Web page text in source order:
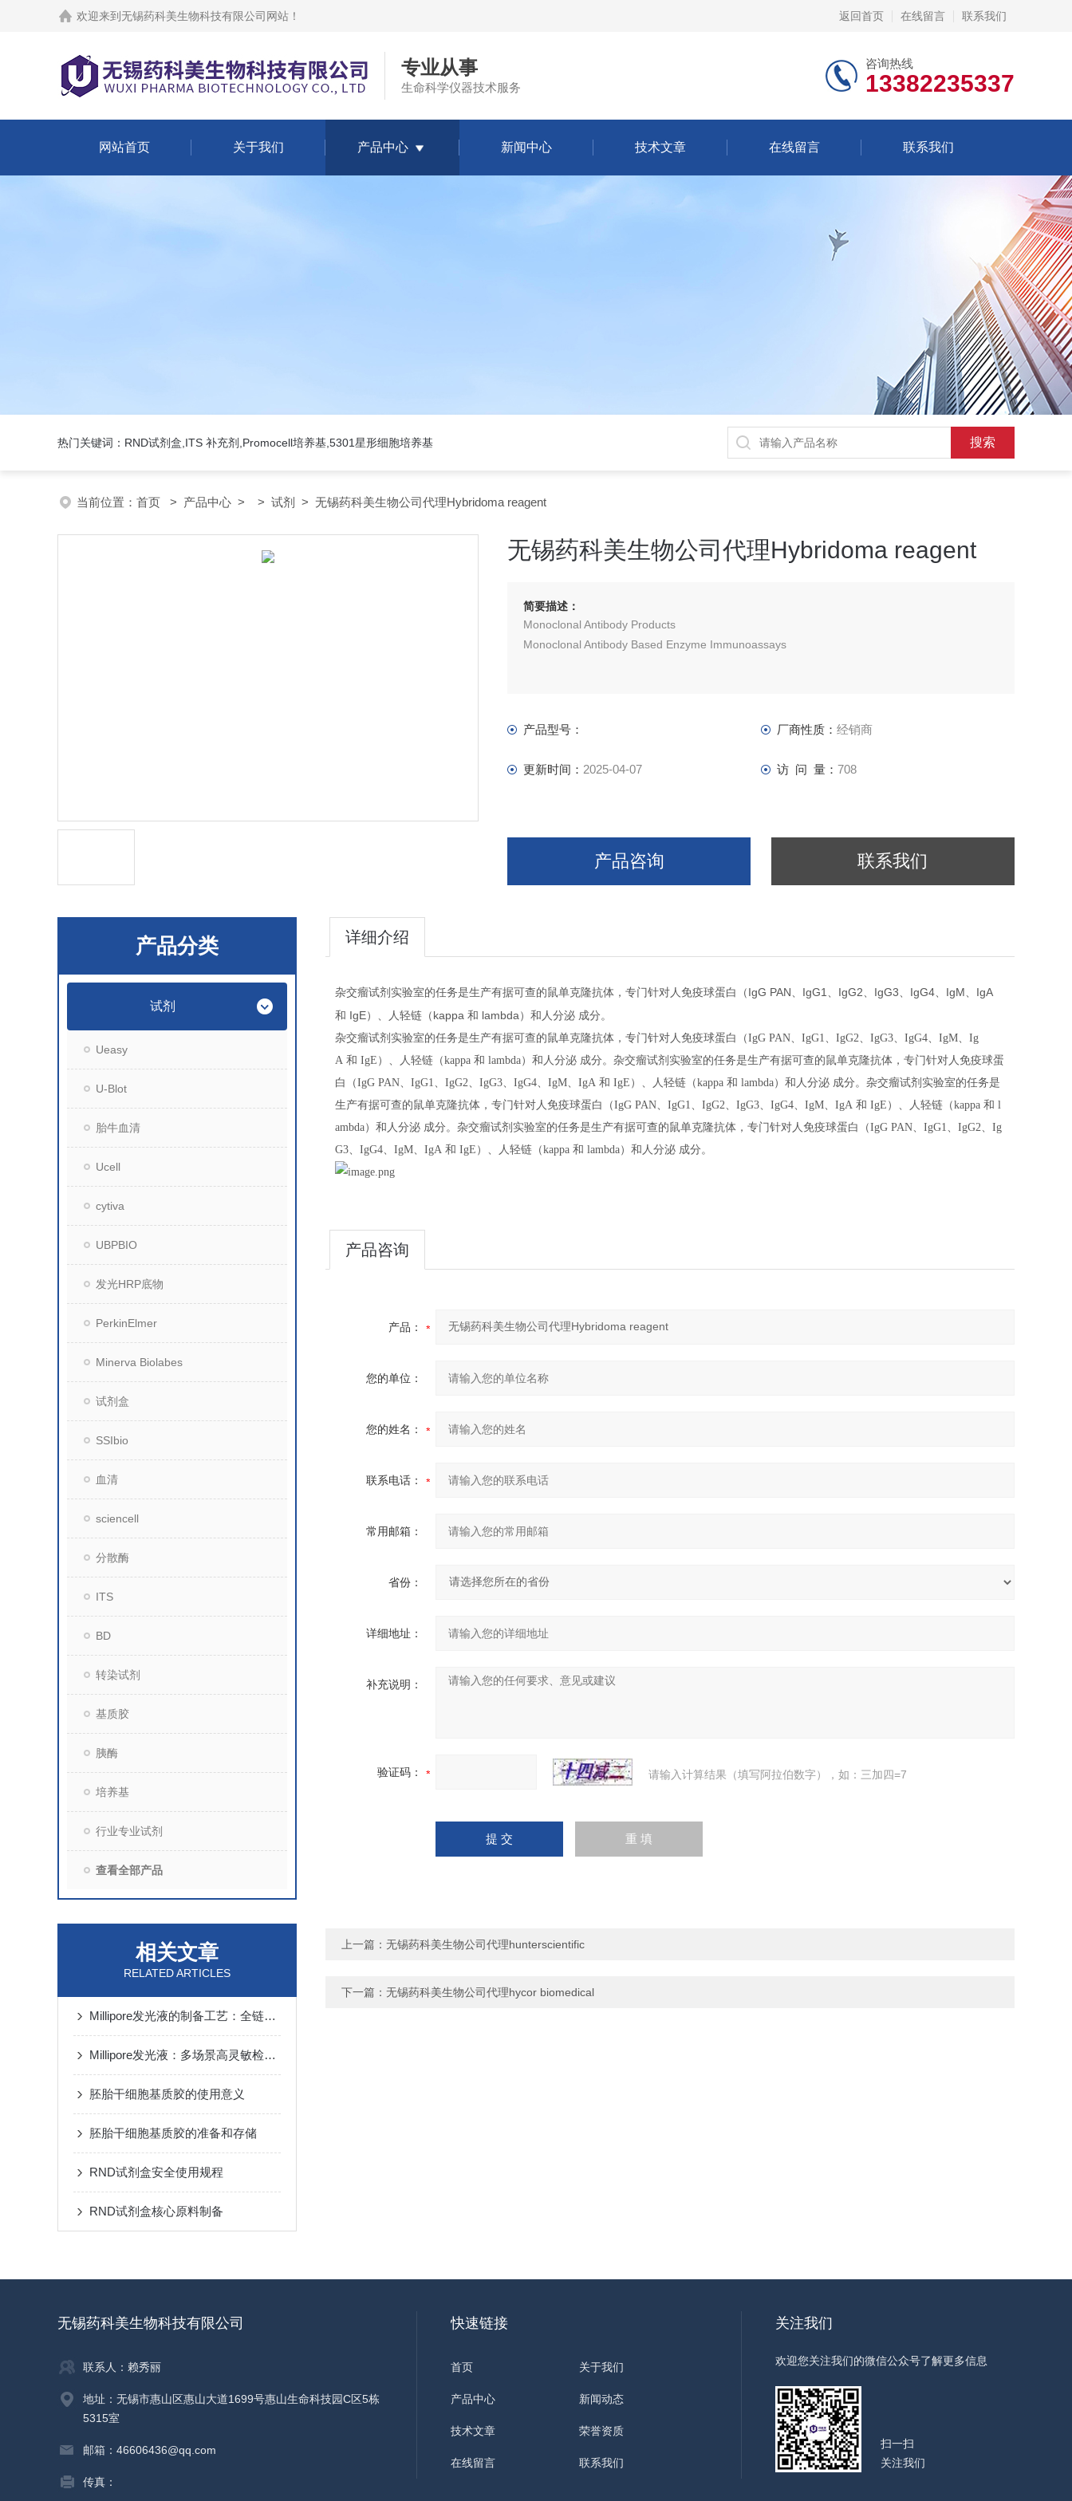
欢迎来到 无锡药科美生物科技有限公司网站 ！ 返回首页 在线留言 联系我们
专业从事
生命科学仪器技术服务
咨询热线
13382235337
网站首页 关于我们 产品中心 新闻中心 技术文章 在线留言 联系我们
热门关键词：RND试剂盒,ITS 补充剂,Promocell培养基,5301星形细胞培养基
当前位置： 首页 > 产品中心 > > 试剂 > 无锡药科美生物公司代理Hybridoma reagent
无锡药科美生物公司代理Hybridoma reagent
简要描述：
Monoclonal Antibody Products
Monoclonal Antibody Based Enzyme Immunoassays
产品型号： 厂商性质： 经销商
更新时间： 2025-04-07 访 问 量： 708
产品咨询 联系我们
产品分类
试剂
Ueasy
U-Blot
胎牛血清
Ucell
cytiva
UBPBIO
发光HRP底物
PerkinElmer
Minerva Biolabes
试剂盒
SSIbio
血清
sciencell
分散酶
ITS
BD
转染试剂
基质胶
胰酶
培养基
行业专业试剂
查看全部产品
相关文章
RELATED ARTICLES
Millipore发光液的制备工艺：全链路质控保障检测性能稳定
Millipore发光液：多场景高灵敏检测的核心试剂支撑
胚胎干细胞基质胶的使用意义
胚胎干细胞基质胶的准备和存储
RND试剂盒安全使用规程
RND试剂盒核心原料制备
详细介绍
杂交瘤试剂实验室的任务是生产有据可查的鼠单克隆抗体，专门针对人免疫球蛋白（ IgG PAN、 IgG1 、 IgG2、 IgG3、 IgG4、 IgM、 IgA
和 IgE）、人轻链（ kappa 和 lambda ）和人分泌 成分。
杂交瘤试剂实验室的任务是生产有据可查的鼠单克隆抗体，专门针对人免疫球蛋白（IgG PAN、 IgG1、 IgG2、 IgG3、 IgG4、 IgM、 Ig
A 和 IgE ）、人轻链（kappa 和 lambda）和人分泌 成分。 杂交瘤试剂实验室的任务是生产有据可查的鼠单克隆抗体，专门针对人免疫球蛋
白（IgG PAN、 IgG1、 IgG2、 IgG3、 IgG4、 IgM、 IgA 和 IgE ）、人轻链（kappa 和 lambda）和人分泌 成分。 杂交瘤试剂实验室的任务是
生产有据可查的鼠单克隆抗体，专门针对人免疫球蛋白（IgG PAN、 IgG1、 IgG2、 IgG3、 IgG4、 IgM、 IgA 和 IgE ）、人轻链（kappa 和 l
ambda）和人分泌 成分。 杂交瘤试剂实验室的任务是生产有据可查的鼠单克隆抗体，专门针对人免疫球蛋白（IgG PAN、 IgG1、 IgG2、 Ig
G3、 IgG4、 IgM、 IgA 和 IgE ）、人轻链（kappa 和 lambda）和人分泌 成分。
产品咨询
产品：
您的单位：
您的姓名：
联系电话：
常用邮箱：
省份：
详细地址：
补充说明：
验证码： 请输入计算结果（填写阿拉伯数字），如：三加四=7
上一篇： 无锡药科美生物公司代理hunterscientific
下一篇： 无锡药科美生物公司代理hycor biomedical
无锡药科美生物科技有限公司
联系人：赖秀丽
地址：无锡市惠山区惠山大道1699号惠山生命科技园C区5栋
5315室
邮箱：46606436@qq.com
传真：
快速链接
首页 关于我们
产品中心 新闻动态
技术文章 荣誉资质
在线留言 联系我们
关注我们
欢迎您关注我们的微信公众号了解更多信息
扫一扫
关注我们